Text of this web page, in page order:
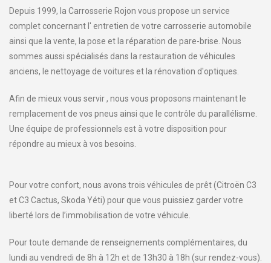
Depuis 1999, la Carrosserie Rojon vous propose un service
complet concernant l' entretien de votre carrosserie automobile
ainsi que la vente, la pose et la réparation de pare-brise. Nous
sommes aussi spécialisés dans la restauration de véhicules
anciens, le nettoyage de voitures et la rénovation d'optiques.
Afin de mieux vous servir , nous vous proposons maintenant le
remplacement de vos pneus ainsi que le contrôle du parallélisme.
Une équipe de professionnels est à votre disposition pour
répondre au mieux à vos besoins.
Pour votre confort, nous avons trois véhicules de prêt (Citroën C3
et C3 Cactus, Skoda Yéti) pour que vous puissiez garder votre
liberté lors de l’immobilisation de votre véhicule.
Pour toute demande de renseignements complémentaires, du
lundi au vendredi de 8h à 12h et de 13h30 à 18h (sur rendez-vous).